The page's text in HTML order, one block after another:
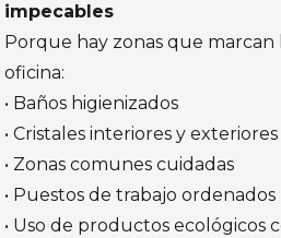
impecables
Porque hay zonas que
oficina:
• Baños higienizados
• Cristales interiores y
• Zonas comunes cuidadas
• Puestos de trabajo ordenados
• Uso de productos ecológicos